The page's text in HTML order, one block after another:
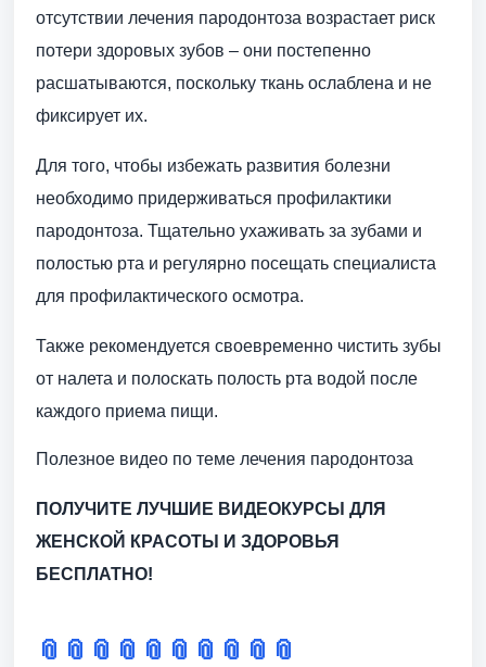
отсутствии лечения пародонтоза возрастает риск
потери здоровых зубов – они постепенно
расшатываются, поскольку ткань ослаблена и не
фиксирует их.
Для того, чтобы избежать развития болезни
необходимо придерживаться профилактики
пародонтоза. Тщательно ухаживать за зубами и
полостью рта и регулярно посещать специалиста
для профилактического осмотра.
Также рекомендуется своевременно чистить зубы
от налета и полоскать полость рта водой после
каждого приема пищи.
Полезное видео по теме лечения пародонтоза
ПОЛУЧИТЕ ЛУЧШИЕ ВИДЕОКУРСЫ ДЛЯ
ЖЕНСКОЙ КРАСОТЫ И ЗДОРОВЬЯ
БЕСПЛАТНО!
📎 📎 📎 📎 📎 📎 📎 📎 📎 📎